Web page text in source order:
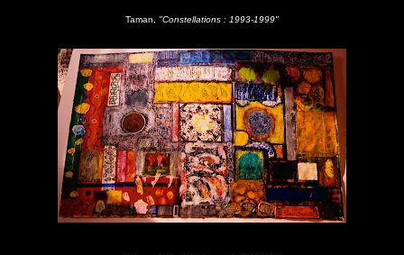
Taman, "Constellations : 1993-1999"